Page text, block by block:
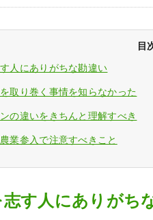
目
人にありがちな勘違い
取り巻く事情を知らなかった
の違いをきちんと理解すべき
業参入で注意すべきこと
志す人にありがち